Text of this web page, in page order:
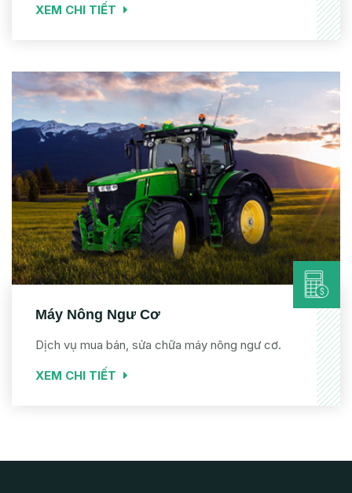
XEM CHI TIẾT
Máy Nông Ngư Cơ
Dịch vụ mua bán, sửa chữa máy nông ngư cơ.
XEM CHI TIẾT